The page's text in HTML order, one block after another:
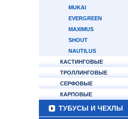
MUKAI
EVERGREEN
MAXIMUS
SHOUT
NAUTILUS
КАСТИНГОВЫЕ
ТРОЛЛИНГОВЫЕ
СЕРФОВЫЕ
КАРПОВЫЕ
ТУБУСЫ И ЧЕХЛЫ